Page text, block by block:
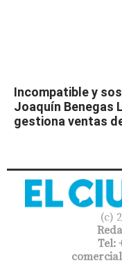
Incompatible y
Joaquín Benegas
gestiona ventas
(c)
Tel: